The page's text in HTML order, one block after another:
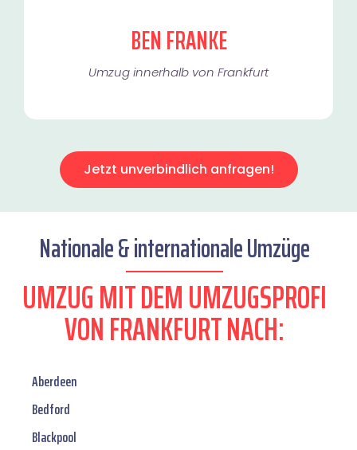
BEN FRANKE
Umzug innerhalb von Frankfurt​
Jetzt unverbindlich anfragen!
Nationale & internationale Umzüge
UMZUG MIT DEM UMZUGSPROFI
VON FRANKFURT NACH:
Aberdeen
Bedford
Blackpool